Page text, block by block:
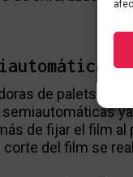
de palets son
de fijar el film
del film se